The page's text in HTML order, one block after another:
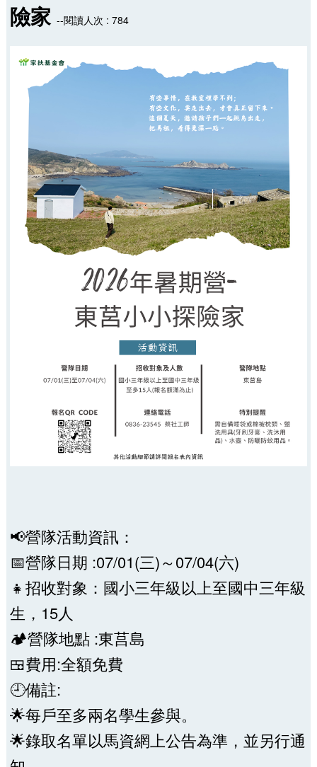
險家 --閱讀人次 : 784
📢營隊活動資訊：
📅營隊日期 :07/01(三)～07/04(六)
👧招收對象：國小三年級以上至國中三年級
生，15人
🏕️營隊地點 :東莒島
🍱費用:全額免費
🕘備註:
🌟每戶至多兩名學生參與。
🌟錄取名單以馬資網上公告為準，並另行通